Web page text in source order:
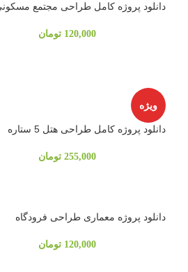
دانلود پروژه کامل طراحی مجتمع
120,000 تومان
ویژه
دانلود پروژه کامل طراحی هتل 5 ستاره
255,000 تومان
دانلود پروژه معماری طراحی فرودگاه
120,000 تومان